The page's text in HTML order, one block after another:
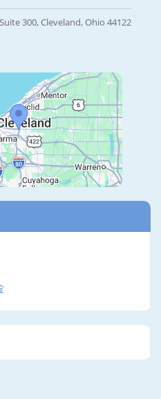
300, Cleveland, Ohio 44122